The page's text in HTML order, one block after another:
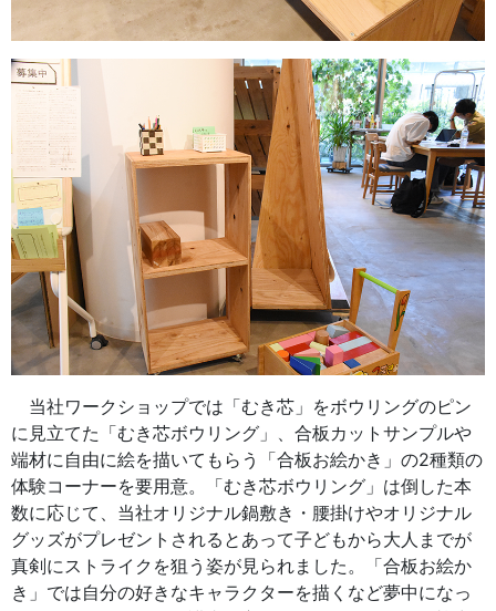
当社ワークショップでは「むき芯」をボウリングのピン
に見立てた「むき芯ボウリング」、合板カットサンプルや
端材に自由に絵を描いてもらう「合板お絵かき」の2種類の
体験コーナーを要用意。「むき芯ボウリング」は倒した本
数に応じて、当社オリジナル鍋敷き・腰掛けやオリジナル
グッズがプレゼントされるとあって子どもから大人までが
真剣にストライクを狙う姿が見られました。「合板お絵か
き」では自分の好きなキャラクターを描くなど夢中になっ